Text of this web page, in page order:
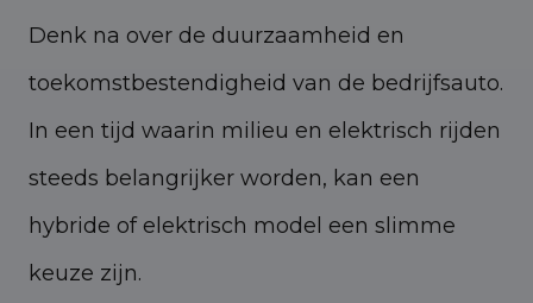
Denk na over de duurzaamheid en
toekomstbestendigheid van de bedrijfsauto.
In een tijd waarin milieu en elektrisch rijden
steeds belangrijker worden, kan een
hybride of elektrisch model een slimme
keuze zijn.